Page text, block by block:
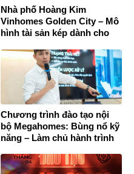
Nhà phố Hoàng Kim
Vinhomes Golden City – Mô
hình tài sản kép dành cho
Chương trình đào tạo nội
bộ Megahomes: Bùng nổ kỹ
năng – Làm chủ hành trình